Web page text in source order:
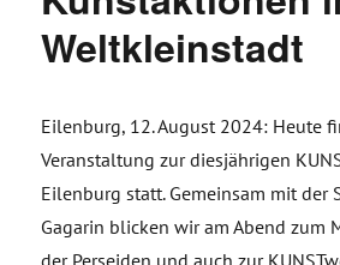
Weltkleinstadt
Eilenburg, 12. August 2024: Heute
Veranstaltung zur diesjährigen
Eilenburg statt. Gemeinsam mit der
Gagarin blicken wir am Abend zum